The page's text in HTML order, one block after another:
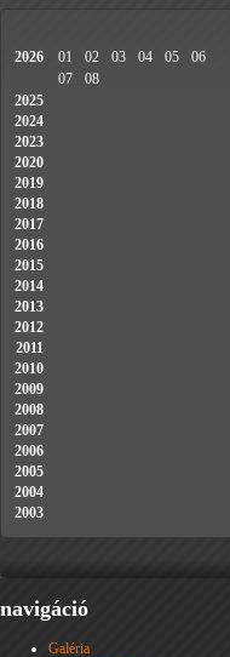
2026 01 02 03 04 05
06
07
08
2025
2024
2023
2020
2019
2018
2017
2016
2015
2014
2013
2012
2011
2010
2009
2008
2007
2006
2005
2004
2003
navigáció
Galéria